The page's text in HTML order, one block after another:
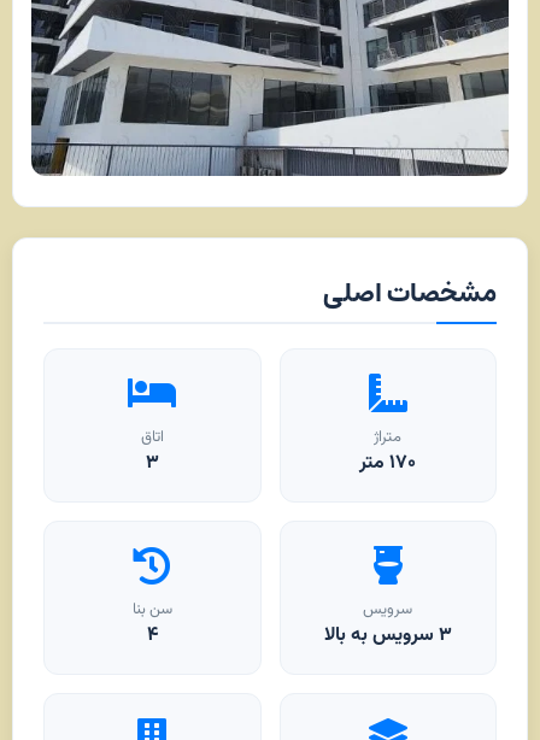
مشخصات اصلی
متراژ
۱۷۰متر
اتاق
۳
سرویس
۳ سرویس به بالا
سن بنا
۴